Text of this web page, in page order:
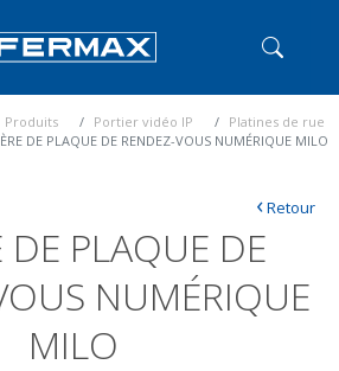
Produits Portier vidéo IP
Platines de rue
DE PLAQUE DE RENDEZ-VOUS NUMÉRIQUE MILO
DE PLAQUE DE
NUMÉRIQUE
MILO
‹Retour